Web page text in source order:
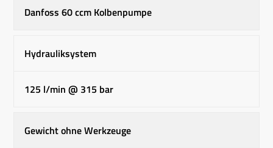
Danfoss 60 ccm Kolbenpumpe
Hydrauliksystem
125 l/min @ 315 bar
Gewicht ohne Werkzeuge